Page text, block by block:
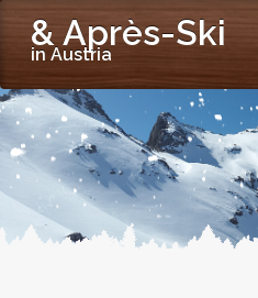
& Après-Ski
in Austria